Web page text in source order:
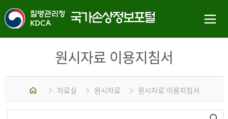
원시자료 이용지침서
홈 자료실 원시자료 원시자료 이용지침서